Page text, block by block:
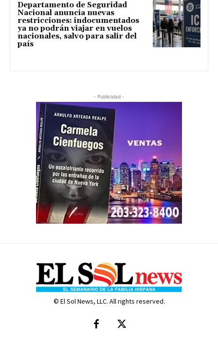
Departamento de Seguridad
Nacional anuncia nuevas
restricciones: indocumentados
ya no podrán viajar en vuelos
nacionales, salvo para salir del
país
- Publicidad -
© El Sol News, LLC. All rights reserved.